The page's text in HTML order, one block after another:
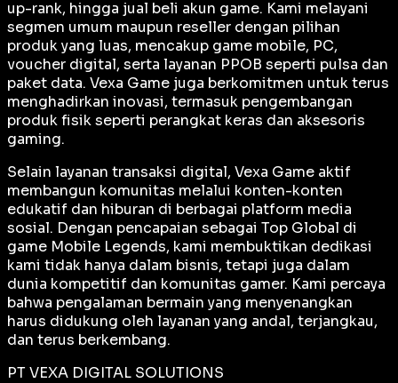
up-rank, hingga jual beli akun game. Kami melayani
segmen umum maupun reseller dengan pilihan
produk yang luas, mencakup game mobile, PC,
voucher digital, serta layanan PPOB seperti pulsa dan
paket data. Vexa Game juga berkomitmen untuk terus
menghadirkan inovasi, termasuk pengembangan
produk fisik seperti perangkat keras dan aksesoris
gaming.
Selain layanan transaksi digital, Vexa Game aktif
membangun komunitas melalui konten-konten
edukatif dan hiburan di berbagai platform media
sosial. Dengan pencapaian sebagai Top Global di
game Mobile Legends, kami membuktikan dedikasi
kami tidak hanya dalam bisnis, tetapi juga dalam
dunia kompetitif dan komunitas gamer. Kami percaya
bahwa pengalaman bermain yang menyenangkan
harus didukung oleh layanan yang andal, terjangkau,
dan terus berkembang.
PT VEXA DIGITAL SOLUTIONS